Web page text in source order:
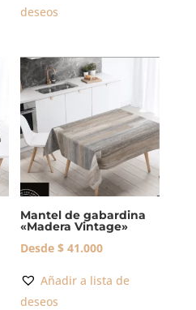
deseos
Mantel de gabardina
«Madera Vintage»
Desde $ 41.000
Añadir a lista de
deseos